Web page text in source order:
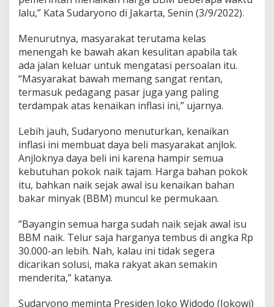
a
r
a
a
n
g
a
n
lalu,” Kata Sudaryono di Jakarta, Senin (3/9/2022).
Menurutnya, masyarakat terutama kelas
menengah ke bawah akan kesulitan apabila tak
ada jalan keluar untuk mengatasi persoalan itu.
“Masyarakat bawah memang sangat rentan,
termasuk pedagang pasar juga yang paling
terdampak atas kenaikan inflasi ini,” ujarnya.
Lebih jauh, Sudaryono menuturkan, kenaikan
inflasi ini membuat daya beli masyarakat anjlok.
Anjloknya daya beli ini karena hampir semua
kebutuhan pokok naik tajam. Harga bahan pokok
itu, bahkan naik sejak awal isu kenaikan bahan
bakar minyak (BBM) muncul ke permukaan.
“Bayangin semua harga sudah naik sejak awal isu
BBM naik. Telur saja harganya tembus di angka Rp
30.000-an lebih. Nah, kalau ini tidak segera
dicarikan solusi, maka rakyat akan semakin
menderita,” katanya.
Sudaryono meminta Presiden Joko Widodo (Jokowi)